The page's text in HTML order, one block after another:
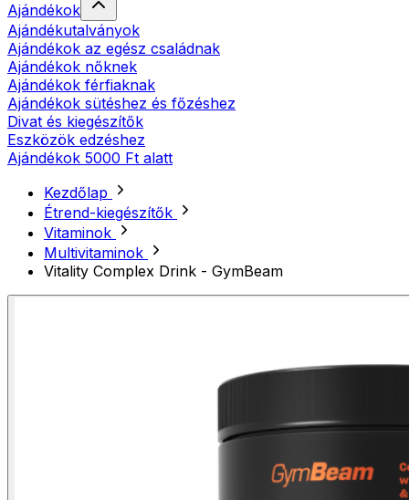
Ajándékok
Ajándékutalványok
Ajándékok az egész családnak
Ajándékok nőknek
Ajándékok férfiaknak
Ajándékok sütéshez és főzéshez
Divat és kiegészítők
Eszközök edzéshez
Ajándékok 5000 Ft alatt
Kezdőlap
Étrend-kiegészítők
Vitaminok
Multivitaminok
Vitality Complex Drink - GymBeam